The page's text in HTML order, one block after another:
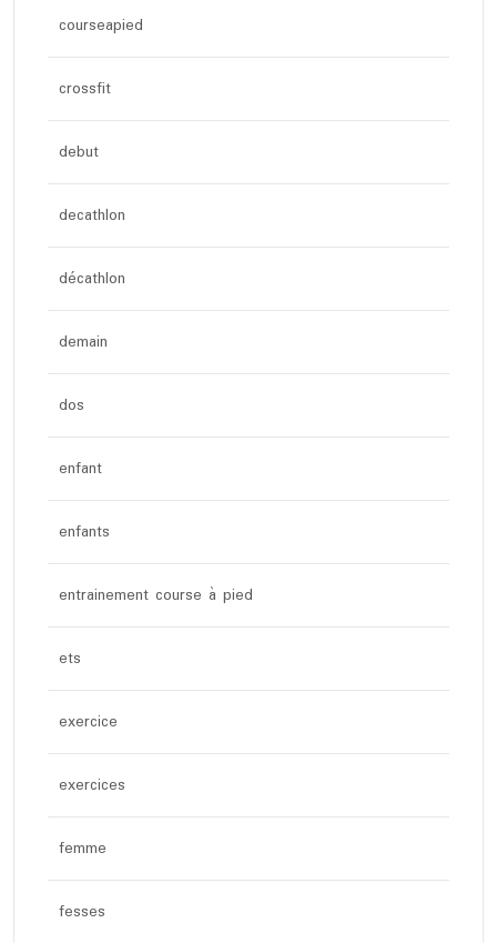
courseapied
crossfit
debut
decathlon
décathlon
demain
dos
enfant
enfants
entrainement course à pied
ets
exercice
exercices
femme
fesses